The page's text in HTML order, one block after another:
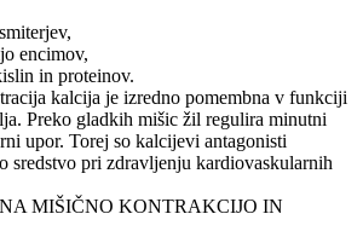
encimov,
in proteinov.
kalcija je izredno pomembna v funkciji
Preko gladkih mišic žil regulira minutni
upor. Torej so kalcijevi antagonisti
sredstvo pri zdravljenju kardiovaskularnih
MIŠIČNO KONTRAKCIJO IN